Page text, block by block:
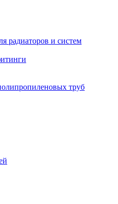
радиаторов и систем
труб